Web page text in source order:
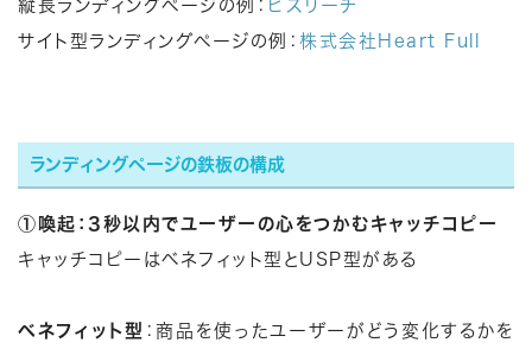
縦長ランディングページの例： ビズリーチ
サイト型ランディングページの例： 株式会社Heart Full
ランディングページの鉄板の構成
①喚起：3秒以内でユーザーの心をつかむキャッチコピー
キャッチコピーはベネフィット型とUSP型がある
ベネフィット型 ：商品を使ったユーザーがどう変化するかを